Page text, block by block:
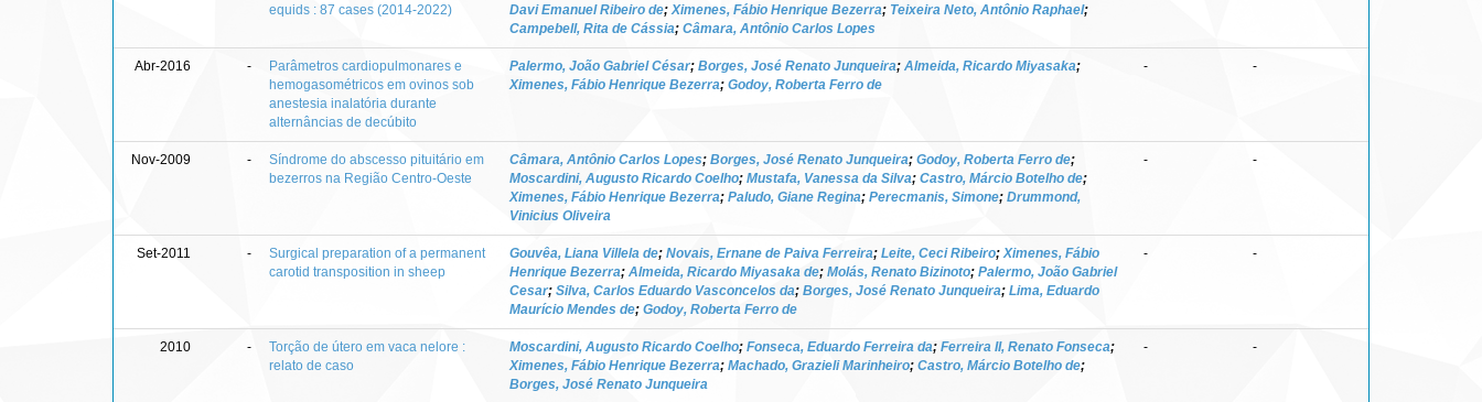
equids : 87 cases (2014-2022)
Davi Emanuel Ribeiro de; Ximenes, Fábio Henrique Bezerra; Teixeira Neto, Antônio Raphael;
Campebell, Rita de Cássia; Câmara, Antônio Carlos Lopes
Abr-2016 -
Parâmetros cardiopulmonares e
hemogasométricos em ovinos sob
anestesia inalatória durante
alternâncias de decúbito
Palermo, João Gabriel César; Borges, José Renato Junqueira; Almeida, Ricardo Miyasaka;
Ximenes, Fábio Henrique Bezerra; Godoy, Roberta Ferro de
- -
Nov-2009 -
Síndrome do abscesso pituitário em
bezerros na Região Centro-Oeste
Câmara, Antônio Carlos Lopes; Borges, José Renato Junqueira; Godoy, Roberta Ferro de;
Moscardini, Augusto Ricardo Coelho; Mustafa, Vanessa da Silva; Castro, Márcio Botelho de;
Ximenes, Fábio Henrique Bezerra; Paludo, Giane Regina; Perecmanis, Simone; Drummond,
Vinicius Oliveira
- -
Set-2011 -
Surgical preparation of a permanent
carotid transposition in sheep
Gouvêa, Liana Villela de; Novais, Ernane de Paiva Ferreira; Leite, Ceci Ribeiro; Ximenes, Fábio
Henrique Bezerra; Almeida, Ricardo Miyasaka de; Molás, Renato Bizinoto; Palermo, João Gabriel
Cesar; Silva, Carlos Eduardo Vasconcelos da; Borges, José Renato Junqueira; Lima, Eduardo
Maurício Mendes de; Godoy, Roberta Ferro de
- -
2010 -
Torção de útero em vaca nelore :
relato de caso
Moscardini, Augusto Ricardo Coelho; Fonseca, Eduardo Ferreira da; Ferreira II, Renato Fonseca;
Ximenes, Fábio Henrique Bezerra; Machado, Grazieli Marinheiro; Castro, Márcio Botelho de;
Borges, José Renato Junqueira
- -